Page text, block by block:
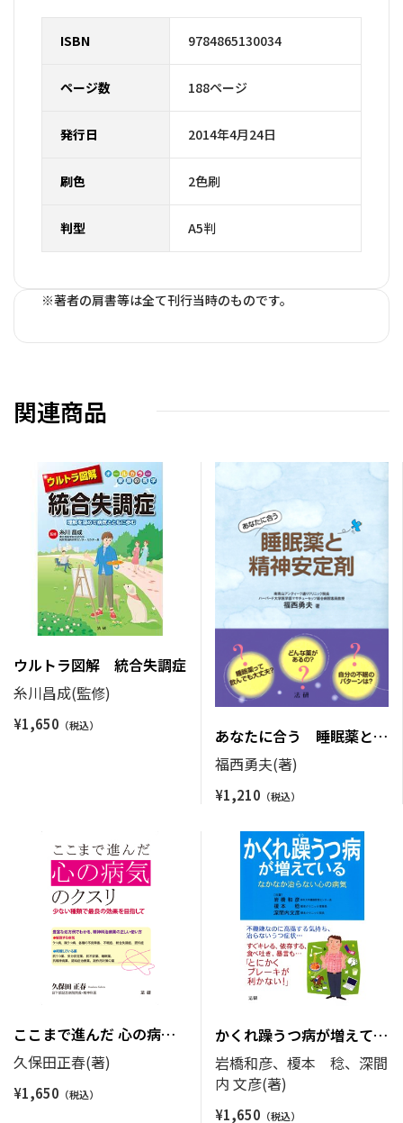
ISBN 9784865130034
ページ数 188ページ
発行日 2014年4月24日
刷色 2色刷
判型 A5判
※著者の肩書等は全て刊行当時のものです。
関連商品
ウルトラ図解 統合失調症
糸川昌成(監修)
¥1,650
あなたに合う 睡眠薬と精
神安定剤
福西勇夫(著)
¥1,210
ここまで進んだ 心の病気
のクスリ
久保田正春(著)
¥1,650
かくれ躁うつ病が増えてい
る
岩橋和彦、榎本 稔、深間
内 文彦(著)
¥1,650